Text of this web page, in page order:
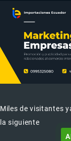
Miles de visitantes
la siguiente